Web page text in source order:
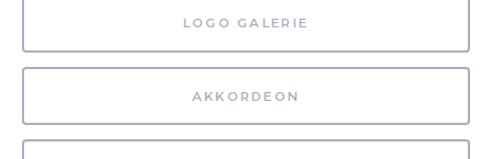
LOGO GALERIE
AKKORDEON